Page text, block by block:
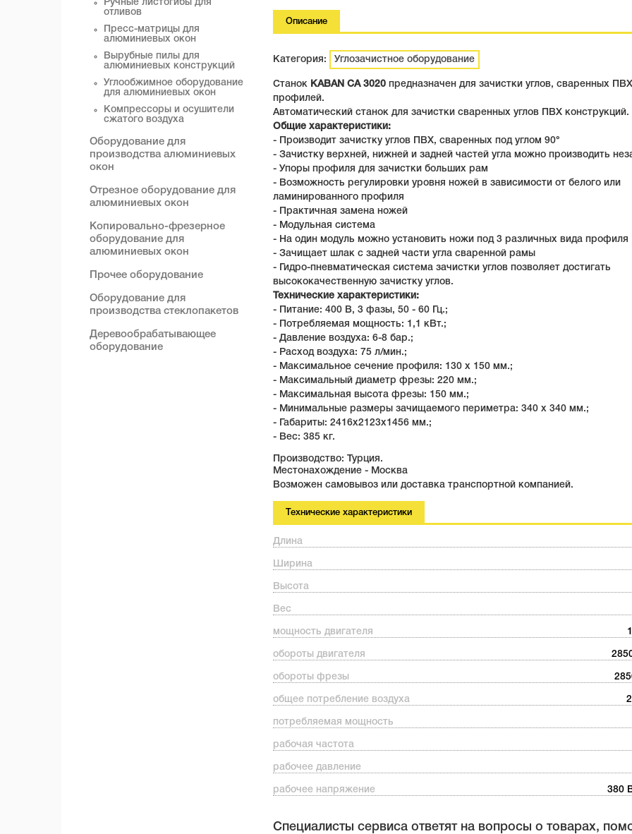
Ручные листогибы для
отливов
Пресс-матрицы для
алюминиевых окон
Вырубные пилы для
алюминиевых конструкций
Углообжимное оборудование
для алюминиевых окон
Компрессоры и осушители
сжатого воздуха
Оборудование для
производства алюминиевых
окон
Отрезное оборудование для
алюминиевых окон
Копировально-фрезерное
оборудование для
алюминиевых окон
Прочее оборудование
Оборудование для
производства стеклопакетов
Деревообрабатывающее
оборудование
Описание
Категория: Углозачистное оборудование
Станок KABAN CA 3020 предназначен для зачистки углов, сваренных
профилей.
Автоматический станок для зачистки сваренных углов ПВХ конструкций.
Общие характеристики:
- Производит зачистку углов ПВХ, сваренных под углом 90°
- Зачистку верхней, нижней и задней частей угла можно производить
- Упоры профиля для зачистки больших рам
- Возможность регулировки уровня ножей в зависимости от белого или
ламинированного профиля
- Практичная замена ножей
- Модульная система
- На один модуль можно установить ножи под 3 различных вида профиля
- Зачищает шлак с задней части угла сваренной рамы
- Гидро-пневматическая система зачистки углов позволяет достигать
высококачественную зачистку углов.
Технические характеристики:
- Питание: 400 В, 3 фазы, 50 - 60 Гц.;
- Потребляемая мощность: 1,1 кВт.;
- Давление воздуха: 6-8 бар.;
- Расход воздуха: 75 л/мин.;
- Максимальное сечение профиля: 130 x 150 мм.;
- Максимальный диаметр фрезы: 220 мм.;
- Максимальная высота фрезы: 150 мм.;
- Минимальные размеры зачищаемого периметра: 340 x 340 мм.;
- Габариты: 2416х2123х1456 мм.;
- Вес: 385 кг.
Производство: Турция.
Местонахождение - Москва
Возможен самовывоз или доставка транспортной компанией.
Технические характеристики
Длина
Ширина
Высота
Вес
мощность двигателя
обороты двигателя
обороты фрезы
общее потребление воздуха
потребляемая мощность
рабочая частота
рабочее давление
рабочее напряжение 380
Специалисты сервиса ответят на вопросы о товарах,